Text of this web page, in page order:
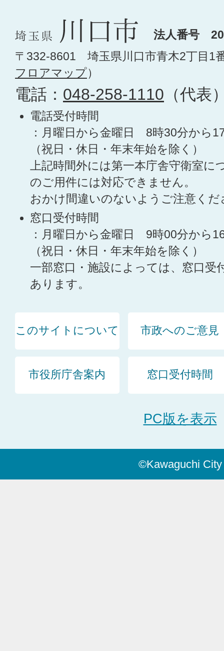
法人番号
〒332-8601 埼玉県川口市青木2丁目1
フロアマップ）
電話： 048-258-1110 （代表
電話受付時間
：月曜日から金曜日 8時30分から
（祝日・休日・年末年始を除く）
上記時間外には第一本庁舎守衛室に
のご用件には対応できません。
おかけ間違いのないようご注意くだ
窓口受付時間
：月曜日から金曜日 9時00分から
（祝日・休日・年末年始を除く）
一部窓口・施設によっては、窓口受
あります。
このサイトについて 市政へのご意見
市役所庁舎案内 窓口受付時間
PC版を表示
©Kawaguchi City